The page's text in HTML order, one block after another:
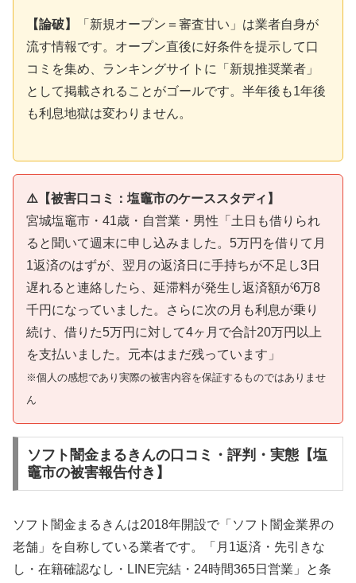
【論破】
「新規オープン＝審査甘い」は業者自身が
流す情報です。オープン直後に好条件を提示して口
コミを集め、ランキングサイトに「新規推奨業者」
として掲載されることがゴールです。半年後も1年後
も利息地獄は変わりません。
⚠️【被害口コミ：塩竈市のケーススタディ】
宮城塩竈市・41歳・自営業・男性「土日も借りられ
ると聞いて週末に申し込みました。5万円を借りて月
1返済のはずが、翌月の返済日に手持ちが不足し3日
遅れると連絡したら、延滞料が発生し返済額が6万8
千円になっていました。さらに次の月も利息が乗り
続け、借りた5万円に対して4ヶ月で合計20万円以上
を支払いました。元本はまだ残っています」
※個人の感想であり実際の被害内容を保証するものではありませ
ん
ソフト闇金まるきんの口コミ・評判・実態【塩
竈市の被害報告付き】
ソフト闇金まるきんは2018年開設で「ソフト闇金業界の
老舗」を自称している業者です。「月1返済・先引きな
し・在籍確認なし・LINE完結・24時間365日営業」と条